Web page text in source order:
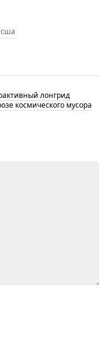
сша
лонгрид
космического мусора